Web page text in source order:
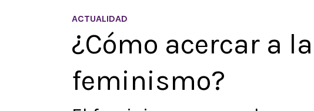
ACTUALIDAD
¿Cómo acercar a
feminismo?